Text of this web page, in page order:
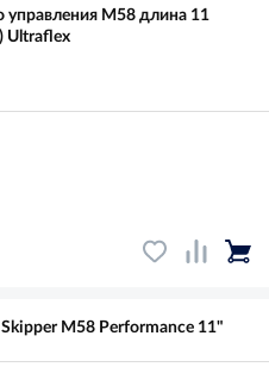
управления M58 длина 11
Ultraflex
Skipper M58 Performance 11"